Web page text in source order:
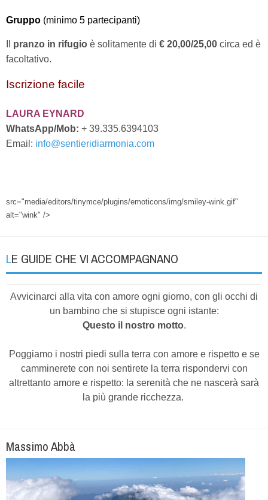
Gruppo (minimo 5 partecipanti)
pranzo in rifugio è solitamente di € 20,00/25,00 circa ed è
facoltativo.
Iscrizione facile
LAURA EYNARD
WhatsApp/Mob: + 39.335.6394103
Email: info@sentieridiarmonia.com
src="media/editors/tinymce/plugins/emoticons/img/smiley-wink.gif"
alt="wink" />
LE GUIDE CHE VI ACCOMPAGNANO
Avvicinarci alla vita con amore ogni giorno, con gli occhi di
un bambino che si stupisce ogni istante:
Questo il nostro motto.
Poggiamo i nostri piedi sulla terra con amore e rispetto e se
camminerete con noi sentirete la terra rispondervi con
altrettanto amore e rispetto: la serenità che ne nascerà sarà
la più grande ricchezza.
Massimo Abbà